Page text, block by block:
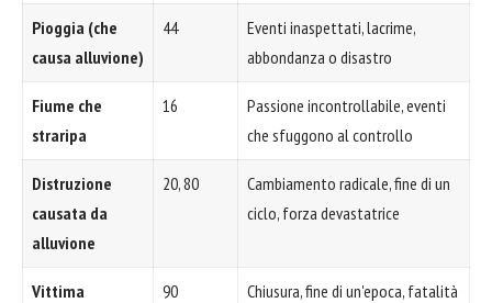
Pioggia (che
causa alluvione)
44
Eventi inaspettati, lacrime,
abbondanza o disastro
Fiume che
straripa
16
Passione incontrollabile, eventi
che sfuggono al controllo
Distruzione
causata da
alluvione
20, 80
Cambiamento radicale, fine di un
ciclo, forza devastatrice
Vittima
90 Chiusura, fine di un'epoca, fatalità